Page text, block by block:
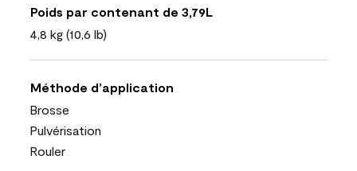
Poids par contenant de 3,79L
4,8 kg (10,6 lb)
Méthode d’application
Brosse
Pulvérisation
Rouler